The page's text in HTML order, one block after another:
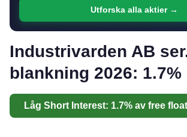
Utforska alla aktier →
Industrivarden AB
blankning 2026: 1.7%
Låg Short Interest: 1.7% av free float